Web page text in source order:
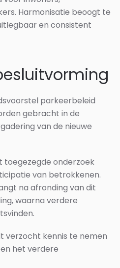
Harmonisatie beoogt te
en consistent
parkeerbeleid
gebracht in de
van de nieuwe
toegezegde onderzoek
van betrokkenen.
na afronding van dit
waarna verdere
verzocht kennis te nemen
het verdere